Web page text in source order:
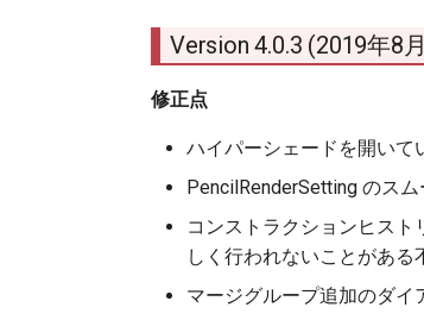
Version 4.0.3 (2019年8
修正点
ハイパーシェードを開いて
PencilRenderSetting のス
コンストラクションヒス
しく行われないことがある
マージグループ追加のダ